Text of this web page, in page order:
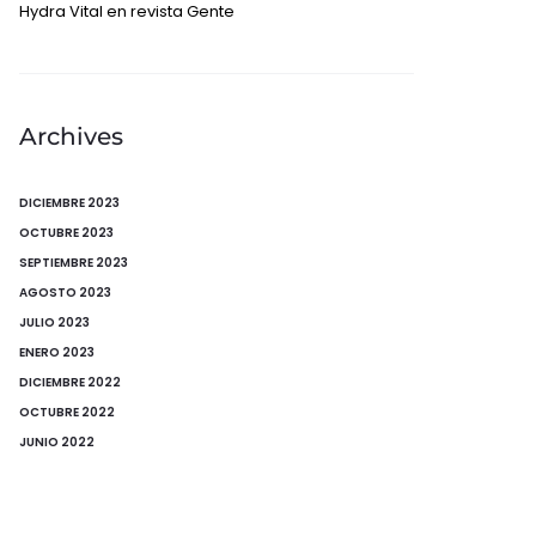
Hydra Vital en revista Gente
Archives
DICIEMBRE 2023
OCTUBRE 2023
SEPTIEMBRE 2023
AGOSTO 2023
JULIO 2023
ENERO 2023
DICIEMBRE 2022
OCTUBRE 2022
JUNIO 2022